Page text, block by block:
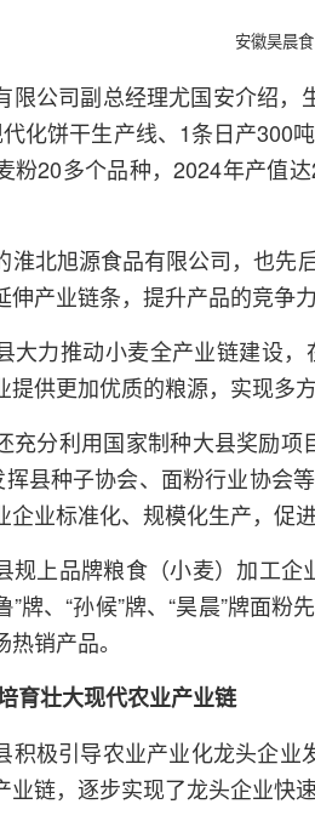
安徽昊晨
限公司副总经理尤国安介绍
化饼干生产线、1条日产300
粉20多个品种，2024年产值
淮北旭源食品有限公司，也先
伸产业链条，提升产品的竞争
大力推动小麦全产业链建设
提供更加优质的粮源，实现多
充分利用国家制种大县奖励项
县种子协会、面粉行业协会
企业标准化、规模化生产，促
规上品牌粮食（小麦）加工
”牌、“孙候”牌、“昊晨”牌面
销产品。
育壮大现代农业产业链
积极引导农业产业化龙头企
业链，逐步实现了龙头企业快